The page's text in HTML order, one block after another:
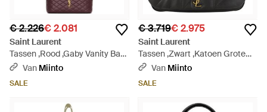
€ 2.226€ 2.081
Saint Laurent
Tassen ,Rood ,Gaby Vanity Bag
- Rood
Van Miinto
SALE
€ 3.719€ 2.975
Saint Laurent
Tassen ,Zwart ,Katoen Grote
Jamie 4.3 Tas - Zwart
Van Miinto
SALE